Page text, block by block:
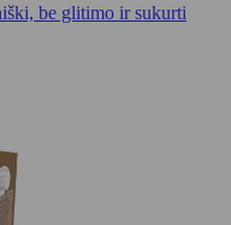
be glitimo ir sukurti